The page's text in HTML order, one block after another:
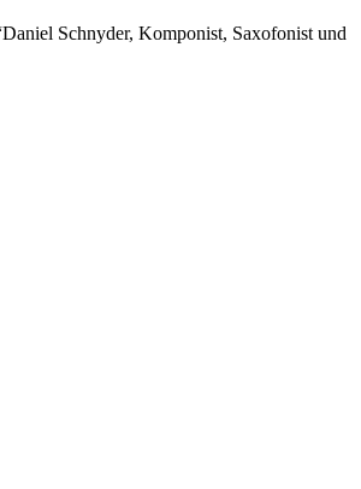
Schnyder, Komponist, Saxofonist und